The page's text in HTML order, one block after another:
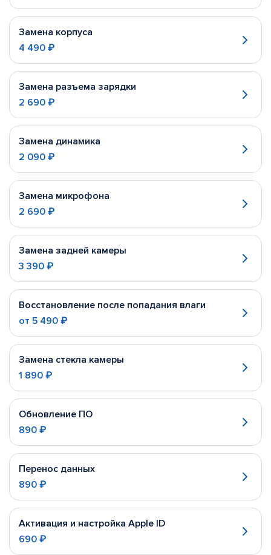
Замена корпуса
4 490 ₽
Замена разъема зарядки
2 690 ₽
Замена динамика
2 090 ₽
Замена микрофона
2 690 ₽
Замена задней камеры
3 390 ₽
Восстановление после попадания влаги
от 5 490 ₽
Замена стекла камеры
1 890 ₽
Обновление ПО
890 ₽
Перенос данных
890 ₽
Активация и настройка Apple ID
690 ₽